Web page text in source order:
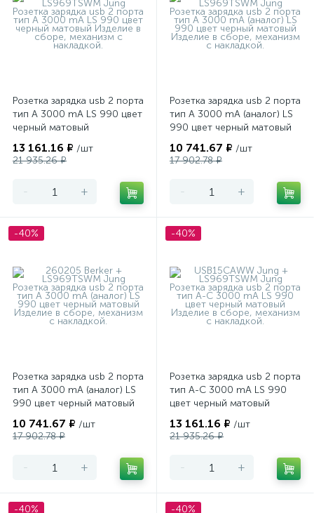
Розетка зарядка usb 2 порта
тип А 3000 mA LS 990 цвет
черный матовый
13 161.16 ₽ /шт
21 935.26 ₽
- +
Розетка зарядка usb 2 порта
тип А 3000 mA (аналог) LS
990 цвет черный матовый
10 741.67 ₽ /шт
17 902.78 ₽
- +
-40%
Розетка зарядка usb 2 порта
тип А 3000 mA (аналог) LS
990 цвет черный матовый
10 741.67 ₽ /шт
17 902.78 ₽
- +
-40%
Розетка зарядка usb 2 порта
тип А-С 3000 mA LS 990
цвет черный матовый
13 161.16 ₽ /шт
21 935.26 ₽
- +
-40% -40%